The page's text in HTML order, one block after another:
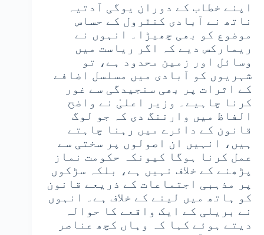
اپنے خطاب کے دوران یوگی آدتیہ
ناتھ نے آبادی کنٹرول کے حساس
موضوع کو بھی چھیڑا۔ انہوں نے
ریمارکس دیے کہ اگر ریاست میں
وسائل اور زمین محدود ہے، تو
شہریوں کو آبادی میں مسلسل اضافے
کے اثرات پر بھی سنجیدگی سے غور
کرنا چاہیے۔ وزیر اعلیٰ نے واضح
الفاظ میں وارننگ دی کہ جو لوگ
قانون کے دائرے میں رہنا چاہتے
ہیں، انہیں ان اصولوں پر سختی سے
عمل کرنا ہوگا کیونکہ حکومت نماز
پڑھنے کے خلاف نہیں ہے، بلکہ سڑکوں
پر مذہبی اجتماعات کے ذریعے قانون
کو ہاتھ میں لینے کے خلاف ہے۔ انہوں
نے بریلی کے ایک واقعے کا حوالہ
دیتے ہوئے کہا کہ وہاں کچھ عناصر